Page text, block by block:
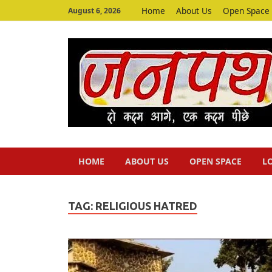
August 6, 2026 Home About Us Open Space
HOME ABOUT US OPEN SPACE
TAG: RELIGIOUS HATRED